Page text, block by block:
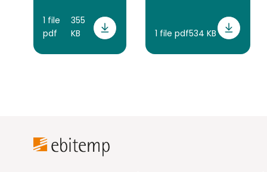
1 file
pdf
355
KB
1 file pdf534 KB